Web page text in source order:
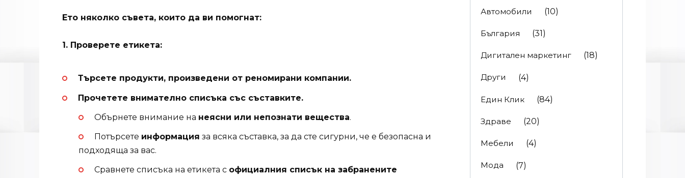
Ето няколко съвета, които да ви помогнат:
1. Проверете етикета:
Търсете продукти, произведени от реномирани компании.
Прочетете внимателно списъка със съставките.
Обърнете внимание на неясни или непознати вещества.
Потърсете информация за всяка съставка, за да сте сигурни, че е безопасна и
подходяща за вас.
Сравнете списъка на етикета с официалния списък на забранените
Автомобили (10)
България (31)
Дигитален маркетинг (18)
Други (4)
Един Клик (84)
Здраве (20)
Мебели (4)
Мода (7)